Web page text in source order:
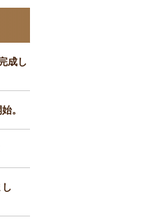
成し
。